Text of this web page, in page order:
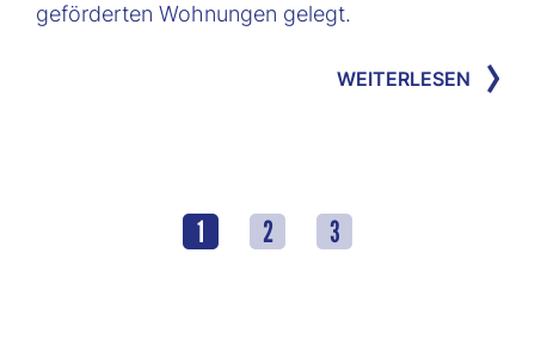
geförderten Wohnungen gelegt.
WEITERLESEN
1 2 3